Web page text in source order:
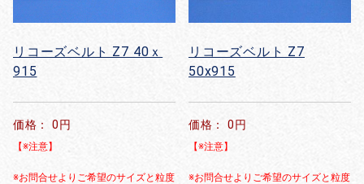
リコーズベルト Z7 40ｘ
915
価格： 0円
【※注意】
※お問合せよりご希望のサイズと粒度
リコーズベルト Z7
50x915
価格： 0円
【※注意】
※お問合せよりご希望のサイズと粒度